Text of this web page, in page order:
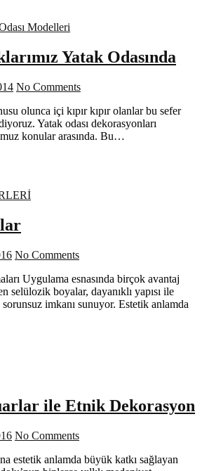
Modelleri
Yatak Odasında
No Comments
olunca içi kıpır kıpır olanlar bu sefer
Yatak odası dekorasyonları
konular arasında. Bu…
No Comments
Uygulama esnasında birçok avantaj
selülozik boyalar, dayanıklı yapısı ile
imkanı sunuyor. Estetik anlamda
ile Etnik Dekorasyon
No Comments
estetik anlamda büyük katkı sağlayan